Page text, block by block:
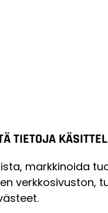
TIETOJA
markkinoida
verkkosivuston,